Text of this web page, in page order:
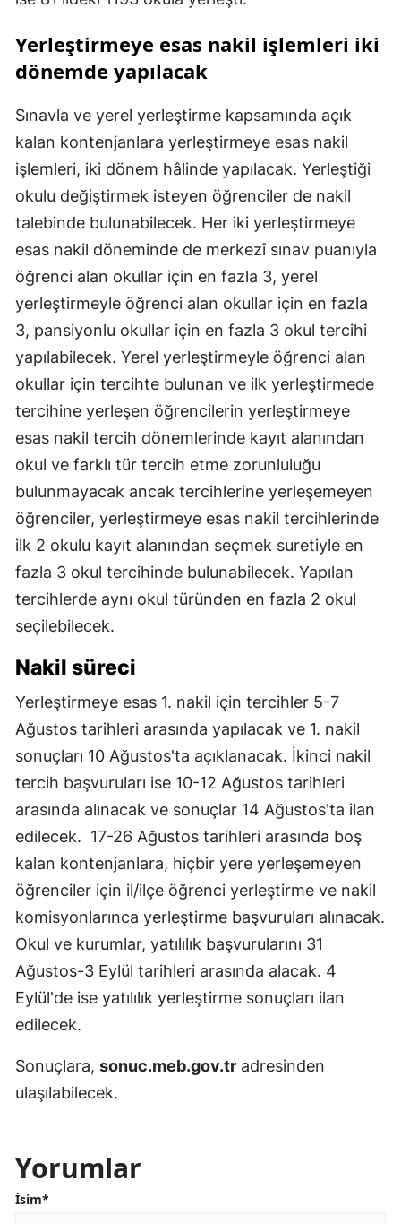
Yerleştirmeye esas nakil işlemleri iki
dönemde yapılacak
Sınavla ve yerel yerleştirme kapsamında açık
kalan kontenjanlara yerleştirmeye esas nakil
işlemleri, iki dönem hâlinde yapılacak. Yerleştiği
okulu değiştirmek isteyen öğrenciler de nakil
talebinde bulunabilecek. Her iki yerleştirmeye
esas nakil döneminde de merkezî sınav puanıyla
öğrenci alan okullar için en fazla 3, yerel
yerleştirmeyle öğrenci alan okullar için en fazla
3, pansiyonlu okullar için en fazla 3 okul tercihi
yapılabilecek. Yerel yerleştirmeyle öğrenci alan
okullar için tercihte bulunan ve ilk yerleştirmede
tercihine yerleşen öğrencilerin yerleştirmeye
esas nakil tercih dönemlerinde kayıt alanından
okul ve farklı tür tercih etme zorunluluğu
bulunmayacak ancak tercihlerine yerleşemeyen
öğrenciler, yerleştirmeye esas nakil tercihlerinde
ilk 2 okulu kayıt alanından seçmek suretiyle en
fazla 3 okul tercihinde bulunabilecek. Yapılan
tercihlerde aynı okul türünden en fazla 2 okul
seçilebilecek.
Nakil süreci
Yerleştirmeye esas 1. nakil için tercihler 5-7
Ağustos tarihleri arasında yapılacak ve 1. nakil
sonuçları 10 Ağustos'ta açıklanacak. İkinci nakil
tercih başvuruları ise 10-12 Ağustos tarihleri
arasında alınacak ve sonuçlar 14 Ağustos'ta ilan
edilecek. 17-26 Ağustos tarihleri arasında boş
kalan kontenjanlara, hiçbir yere yerleşemeyen
öğrenciler için il/ilçe öğrenci yerleştirme ve nakil
komisyonlarınca yerleştirme başvuruları alınacak.
Okul ve kurumlar, yatılılık başvurularını 31
Ağustos-3 Eylül tarihleri arasında alacak. 4
Eylül'de ise yatılılık yerleştirme sonuçları ilan
edilecek.
Sonuçlara, sonuc.meb.gov.tr adresinden
ulaşılabilecek.
Yorumlar
İsim*